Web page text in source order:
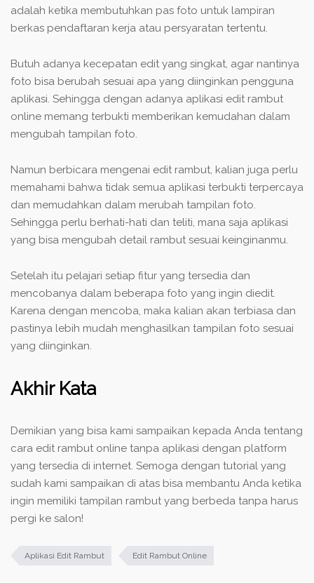
adalah ketika membutuhkan pas foto untuk lampiran
berkas pendaftaran kerja atau persyaratan tertentu.
Butuh adanya kecepatan edit yang singkat, agar nantinya
foto bisa berubah sesuai apa yang diinginkan pengguna
aplikasi. Sehingga dengan adanya aplikasi edit rambut
online memang terbukti memberikan kemudahan dalam
mengubah tampilan foto.
Namun berbicara mengenai edit rambut, kalian juga perlu
memahami bahwa tidak semua aplikasi terbukti terpercaya
dan memudahkan dalam merubah tampilan foto.
Sehingga perlu berhati-hati dan teliti, mana saja aplikasi
yang bisa mengubah detail rambut sesuai keinginanmu.
Setelah itu pelajari setiap fitur yang tersedia dan
mencobanya dalam beberapa foto yang ingin diedit.
Karena dengan mencoba, maka kalian akan terbiasa dan
pastinya lebih mudah menghasilkan tampilan foto sesuai
yang diinginkan.
Akhir Kata
Demikian yang bisa kami sampaikan kepada Anda tentang
cara edit rambut online tanpa aplikasi dengan platform
yang tersedia di internet. Semoga dengan tutorial yang
sudah kami sampaikan di atas bisa membantu Anda ketika
ingin memiliki tampilan rambut yang berbeda tanpa harus
pergi ke salon!
Aplikasi Edit Rambut Edit Rambut Online